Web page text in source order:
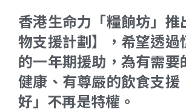
香港生命力「糧餉坊」推
物支援計劃】，希望透過
的一年期援助，為有需要
健康、有尊嚴的飲食支援
好」不再是特權。